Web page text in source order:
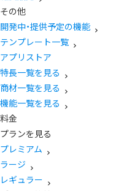
その他
開発中・提供予定の機能
テンプレート一覧
アプリストア
特長一覧を見る
商材一覧を見る
機能一覧を見る
料金
プランを見る
プレミアム
ラージ
レギュラー